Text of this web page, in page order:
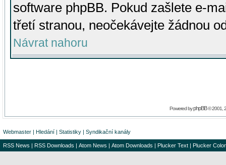
software phpBB. Pokud zašlete e-
třetí stranou, neočekávejte žádnou
Návrat nahoru
Powered byphpBB© 2001,
Webmaster | Hledání | Statistiky | Syndikační kanály
RSS News | RSS Downloads | Atom News | Atom Downloads | Plucker Text | Plucker Color